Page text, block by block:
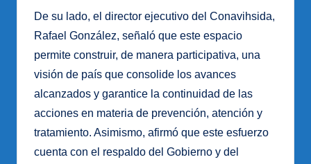
De su lado, el director ejecutivo del Conavihsida,
Rafael González, señaló que este espacio
permite construir, de manera participativa, una
visión de país que consolide los avances
alcanzados y garantice la continuidad de las
acciones en materia de prevención, atención y
tratamiento. Asimismo, afirmó que este esfuerzo
cuenta con el respaldo del Gobierno y del